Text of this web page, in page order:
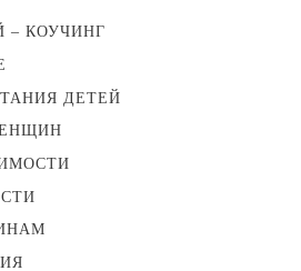
– КОУЧИНГ
ДЕТЕЙ